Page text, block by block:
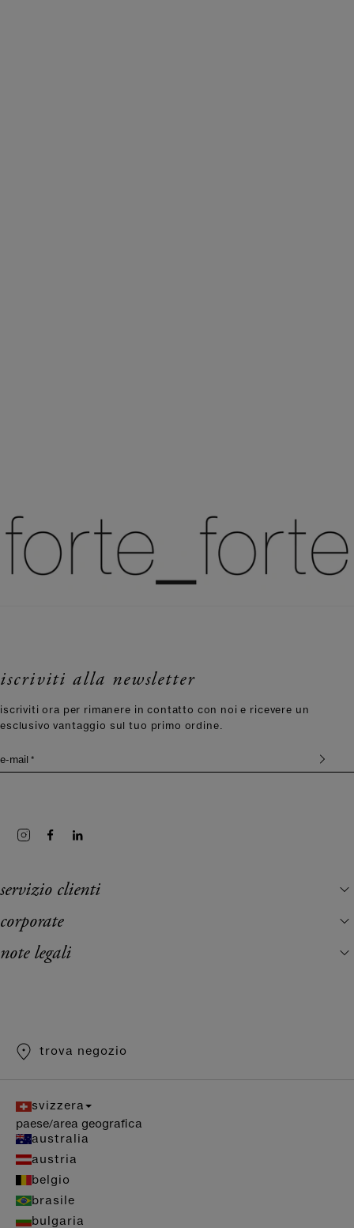
iscriviti alla newsletter
iscriviti ora per rimanere in contatto con noi e ricevere un
esclusivo vantaggio sul tuo primo ordine.
e-mail *
servizio clienti
corporate
note legali
trova negozio
svizzera
paese/area geografica
australia
austria
belgio
brasile
bulgaria